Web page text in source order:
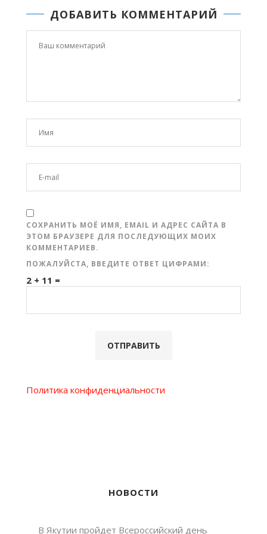
ДОБАВИТЬ КОММЕНТАРИЙ
СОХРАНИТЬ МОЁ ИМЯ, EMAIL И АДРЕС САЙТА В
ЭТОМ БРАУЗЕРЕ ДЛЯ ПОСЛЕДУЮЩИХ МОИХ
КОММЕНТАРИЕВ.
ПОЖАЛУЙСТА, ВВЕДИТЕ ОТВЕТ ЦИФРАМИ:
2 + 11 =
Политика конфиденциальности
НОВОСТИ
В Якутии пройдет Всероссийский день